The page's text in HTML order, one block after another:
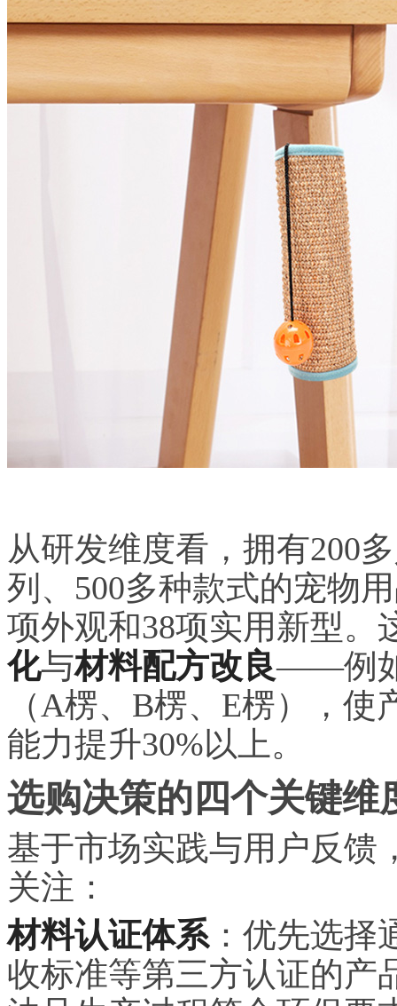
从研发维度看，拥有200
列、500多种款式的宠物
项外观和38项实用新型。
化与材料配方改良——例如
（A楞、B楞、E楞），
能力提升30%以上。
选购决策的四个关键维
基于市场实践与用户反馈
关注：
材料认证体系：优先选择
收标准等第三方认证的产